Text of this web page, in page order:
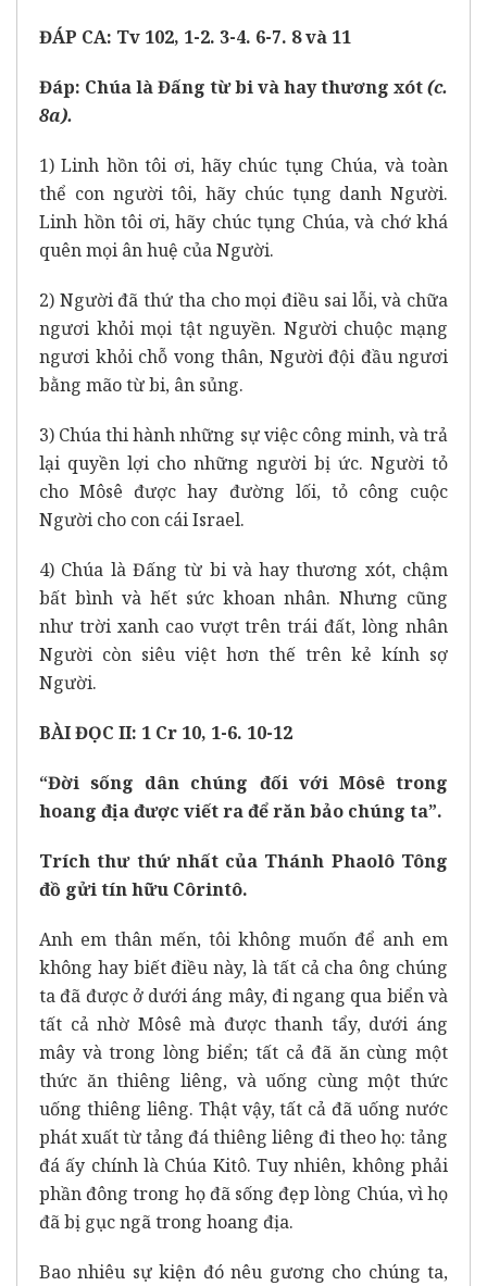
ĐÁP CA: Tv 102, 1-2. 3-4. 6-7. 8 và 11
Đáp: Chúa là Đấng từ bi và hay thương xót(c.
8a).
1) Linh hồn tôi ơi, hãy chúc tụng Chúa, và toàn
thể con người tôi, hãy chúc tụng danh Người.
Linh hồn tôi ơi, hãy chúc tụng Chúa, và chớ khá
quên mọi ân huệ của Người.
2) Người đã thứ tha cho mọi điều sai lỗi, và chữa
ngươi khỏi mọi tật nguyền. Người chuộc mạng
ngươi khỏi chỗ vong thân, Người đội đầu ngươi
bằng mão từ bi, ân sủng.
3) Chúa thi hành những sự việc công minh, và trả
lại quyền lợi cho những người bị ức. Người tỏ
cho Môsê được hay đường lối, tỏ công cuộc
Người cho con cái Israel.
4) Chúa là Đấng từ bi và hay thương xót, chậm
bất bình và hết sức khoan nhân. Nhưng cũng
như trời xanh cao vượt trên trái đất, lòng nhân
Người còn siêu việt hơn thế trên kẻ kính sợ
Người.
BÀI ĐỌC II: 1 Cr 10, 1-6. 10-12
“Đời sống dân chúng đối với Môsê trong
hoang địa được viết ra để răn bảo chúng ta”.
Trích thư thứ nhất của Thánh Phaolô Tông
đồ gửi tín hữu Côrintô.
Anh em thân mến, tôi không muốn để anh em
không hay biết điều này, là tất cả cha ông chúng
ta đã được ở dưới áng mây, đi ngang qua biển và
tất cả nhờ Môsê mà được thanh tẩy, dưới áng
mây và trong lòng biển; tất cả đã ăn cùng một
thức ăn thiêng liêng, và uống cùng một thức
uống thiêng liêng. Thật vậy, tất cả đã uống nước
phát xuất từ tảng đá thiêng liêng đi theo họ: tảng
đá ấy chính là Chúa Kitô. Tuy nhiên, không phải
phần đông trong họ đã sống đẹp lòng Chúa, vì họ
đã bị gục ngã trong hoang địa.
Bao nhiêu sự kiện đó nêu gương cho chúng ta,